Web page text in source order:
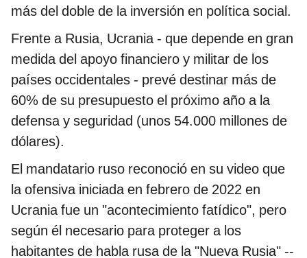
más del doble de la inversión en política social.
Frente a Rusia, Ucrania - que depende en gran
medida del apoyo financiero y militar de los
países occidentales - prevé destinar más de
60% de su presupuesto el próximo año a la
defensa y seguridad (unos 54.000 millones de
dólares).
El mandatario ruso reconoció en su video que
la ofensiva iniciada en febrero de 2022 en
Ucrania fue un "acontecimiento fatídico", pero
según él necesario para proteger a los
habitantes de habla rusa de la "Nueva Rusia" --